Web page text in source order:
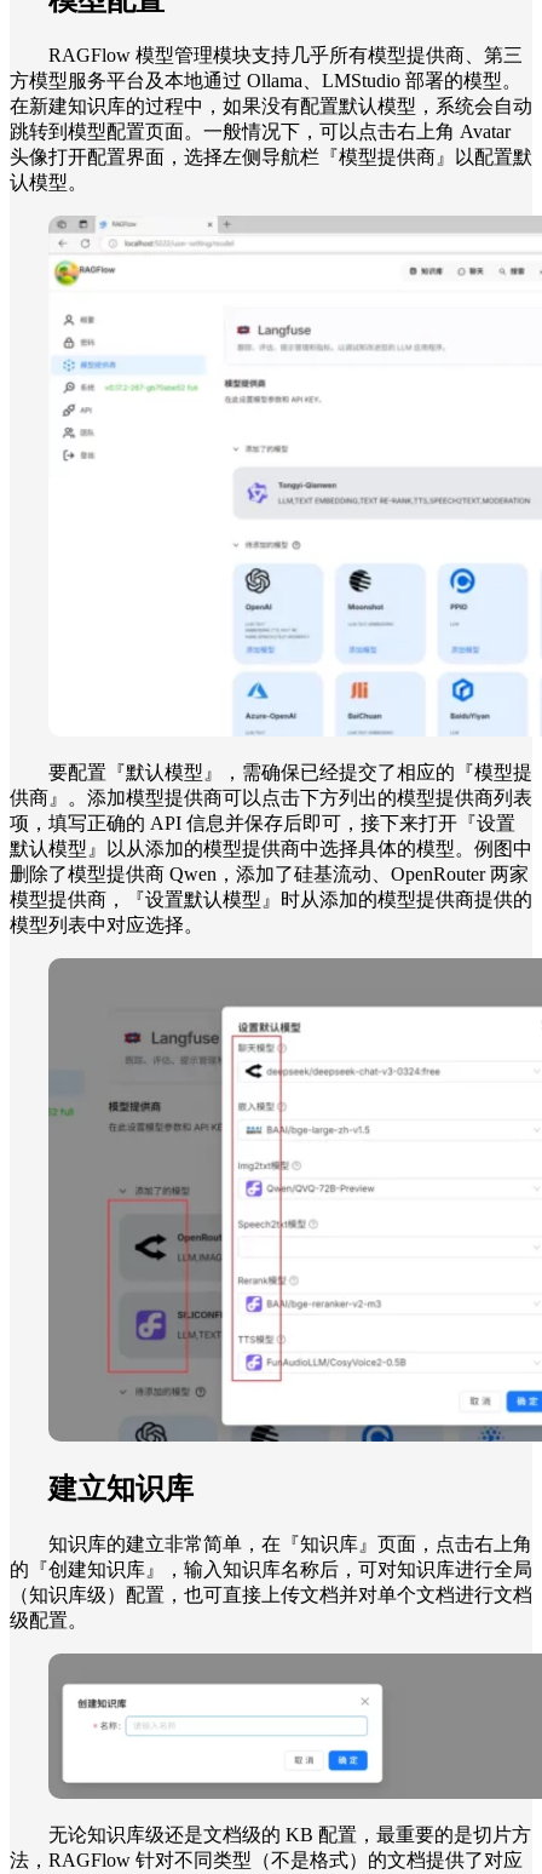
RAGFlow 模型管理模块支持几乎所有模型提供商、第三
方模型服务平台及本地通过 Ollama、LMStudio 部署的模型。
在新建知识库的过程中，如果没有配置默认模型，系统会自动
跳转到模型配置页面。一般情况下，可以点击右上角 Avatar
头像打开配置界面，选择左侧导航栏『模型提供商』以配置默
认模型。
要配置『默认模型 』 ，需确保已经提交了相应的 『模型提
供商 』。添加模型提供商可以点击下方列出的模型提供商列表
项，填写正确的 API 信息并保存后即可，接下来打开『设置
默认模型』以从添加的模型提供商中选择具体的模型。例图中
删除了模型提供商 Qwen，添加了硅基流动、OpenRouter 两家
模型提供商，『设置默认模型』时从添加的模型提供商提供的
模型列表中对应选择。
建立知识库
知识库的建立非常简单，在『知识库 』页面，点击右上角
的『创建知识库』，输入知识库名称后，可对知识库进行全局
（知识库级）配置，也可直接上传文档并对单个文档进行文档
级配置。
无论知识库级还是文档级的 KB 配置，最重要的是切片方
法，RAGFlow 针对不同类型（不是格式）的文档提供了对应